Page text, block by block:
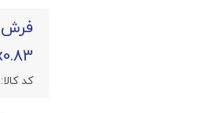
کد کالا: